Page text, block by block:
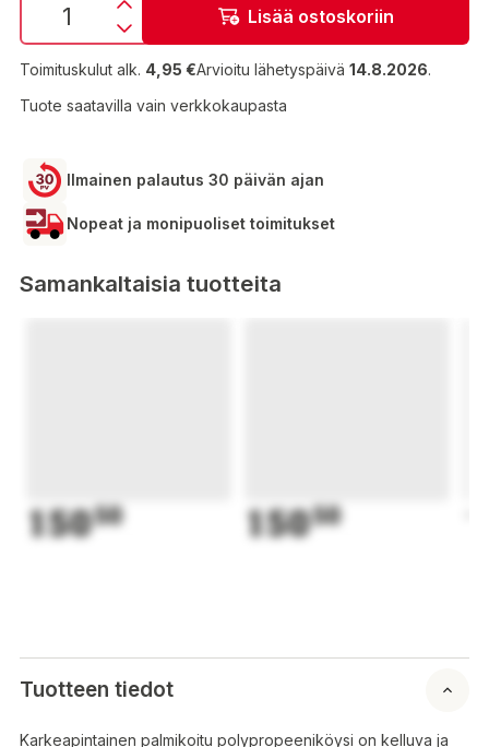
Lisää ostoskoriin
Toimituskulut alk. 4,95 €Arvioitu lähetyspäivä 14.8.2026.
Tuote saatavilla vain verkkokaupasta
Ilmainen palautus 30 päivän ajan
Nopeat ja monipuoliset toimitukset
Samankaltaisia tuotteita
15050 15050
Tuotteen tiedot
Karkeapintainen palmikoitu polypropeeniköysi on kelluva ja